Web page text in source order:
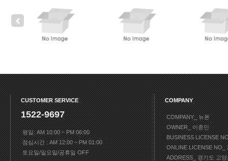
CUSTOMER SERVICE
1522-9697
평일: AM 10:00 ~ PM 06:00
점심시간 : AM 12:00 ~ PM 01:00
토요일/일요일/공휴일 OFF
COMPANY
COMPANY_ 뉴폰
OWNER_ 이종민
BUSINESS LICENSE
ONLINE LICENSE NO_
ADDRESS_ 경기도 고